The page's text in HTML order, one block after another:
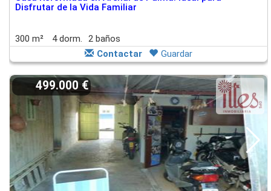
Disfrutar de la Vida Familiar
300 m² 4 dorm.
2 baños
Contactar
Guardar
499.000 €